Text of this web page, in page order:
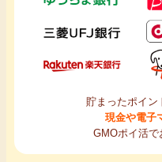
貯まったポイン
現金や電子
GMOポイ活で